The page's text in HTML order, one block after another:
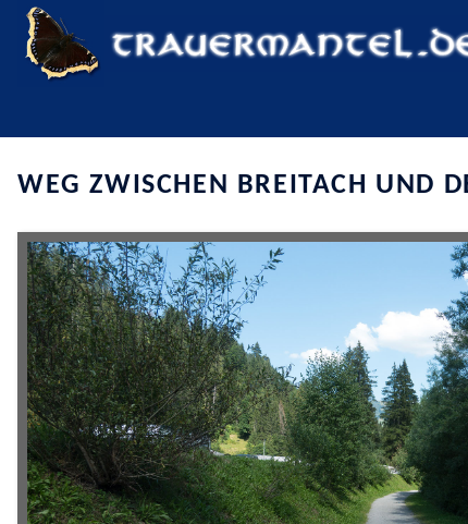
WEG ZWISCHEN BREITACH UND